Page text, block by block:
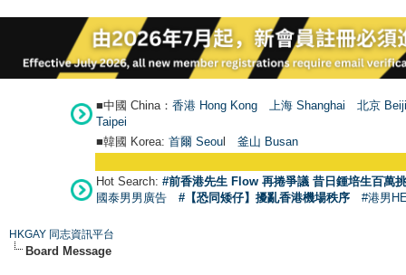
■中國 China： 香港 Hong Kong 上海 Shanghai
北京
Taipei
■韓國 Korea: 首爾 Seoul 釜山 Busan
Hot Search: #前香港先生 Flow 再捲爭議 昔日鍾培生百萬
國泰男男廣告
#【恐同矮仔】擾亂香港機場秩序 #港男
HKGAY 同志資訊平台
Board Message